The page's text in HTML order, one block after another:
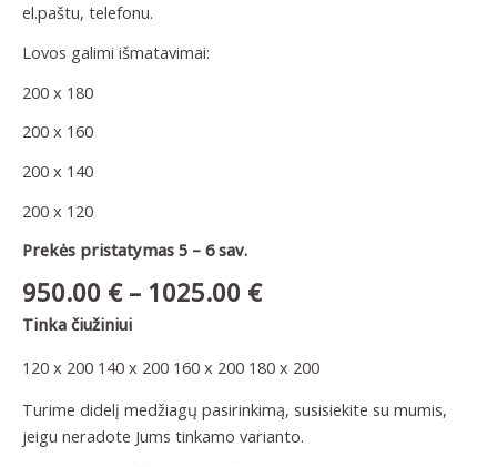
el.paštu, telefonu.
Lovos galimi išmatavimai:
200 x 180
200 x 160
200 x 140
200 x 120
Prekės pristatymas 5 – 6 sav.
950.00 €– 1025.00 €
Tinka čiužiniui
120 x 200 140 x 200 160 x 200 180 x 200
Turime didelį medžiagų pasirinkimą, susisiekite su mumis,
jeigu neradote Jums tinkamo varianto.